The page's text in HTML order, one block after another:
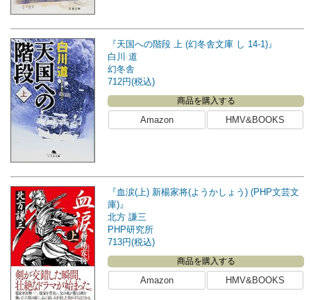
『天国への階段 上 (幻冬舎文庫 し 14-1)』
白川 道
幻冬舎
712円(税込)
商品を購入する
Amazon HMV&BOOKS
『血涙(上) 新楊家将(ようかしょう) (PHP文芸文
庫)』
北方 謙三
PHP研究所
713円(税込)
商品を購入する
Amazon HMV&BOOKS